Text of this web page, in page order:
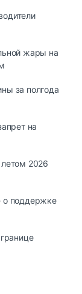
жары на
за полгода
на
2026
о поддержке